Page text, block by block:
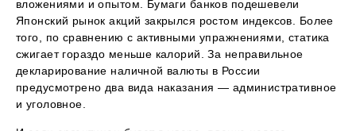
вложениями и опытом. Бумаги банков подешевели
Японский рынок акций закрылся ростом индексов. Более
того, по сравнению с активными упражнениями, статика
сжигает гораздо меньше калорий. За неправильное
декларирование наличной валюты в России
предусмотрено два вида наказания — административное
и уголовное.